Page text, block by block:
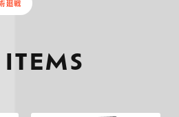
廻戦
ITEMS